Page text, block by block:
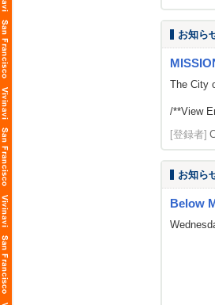
お知ら
The City
/**View
[登録者]
お知ら
Below